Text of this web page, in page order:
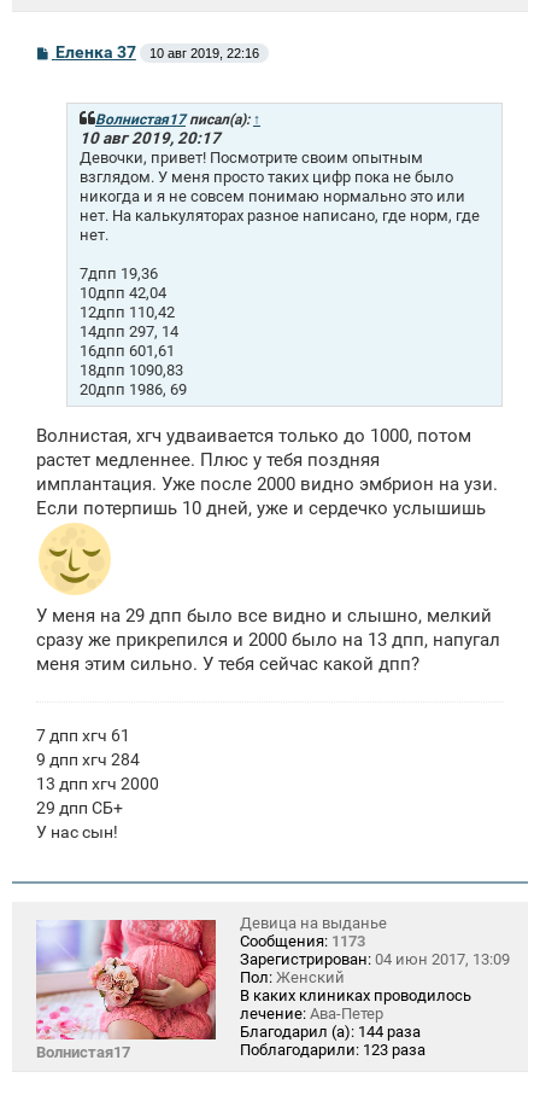
СЕленка 37 10 авг 2019, 22:16
Волнистая17писал(а): ↑
10 авг 2019, 20:17
Девочки, привет! Посмотрите своим опытным
взглядом. У меня просто таких цифр пока не было
никогда и я не совсем понимаю нормально это или
нет. На калькуляторах разное написано, где норм, где
нет.
7дпп 19,36
10дпп 42,04
12дпп 110,42
14дпп 297, 14
16дпп 601,61
18дпп 1090,83
20дпп 1986, 69
Волнистая, хгч удваивается только до 1000, потом
растет медленнее. Плюс у тебя поздняя
имплантация. Уже после 2000 видно эмбрион на узи.
Если потерпишь 10 дней, уже и сердечко услышишь
У меня на 29 дпп было все видно и слышно, мелкий
сразу же прикрепился и 2000 было на 13 дпп, напугал
меня этим сильно. У тебя сейчас какой дпп?
7 дпп хгч 61
9 дпп хгч 284
13 дпп хгч 2000
29 дпп СБ+
У нас сын!
Волнистая17
Девица на выданье
Сообщения: 1173
Зарегистрирован: 04 июн 2017, 13:09
Пол: Женский
В каких клиниках проводилось
лечение: Ава-Петер
Благодарил (а): 144 раза
Поблагодарили: 123 раза